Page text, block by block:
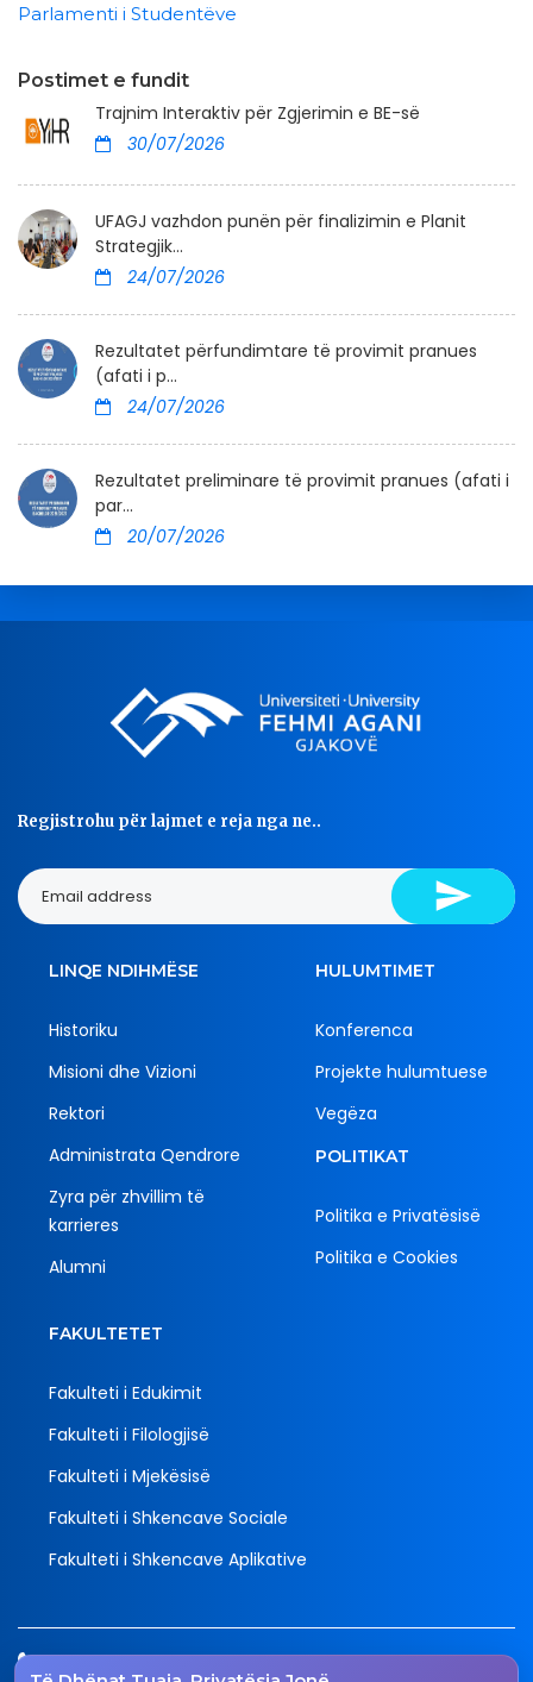
Parlamenti i Studentëve
Postimet e fundit
Trajnim Interaktiv për Zgjerimin e BE-së
30/07/2026
UFAGJ vazhdon punën për finalizimin e Planit
Strategjik...
24/07/2026
Rezultatet përfundimtare të provimit pranues
(afati i p...
24/07/2026
Rezultatet preliminare të provimit pranues (afati i
par...
20/07/2026
Regjistrohu për lajmet e reja nga ne..
LINQE NDIHMËSE
Historiku
Misioni dhe Vizioni
Rektori
Administrata Qendrore
Zyra për zhvillim të
karrieres
Alumni
HULUMTIMET
Konferenca
Projekte hulumtuese
Vegëza
POLITIKAT
Politika e Privatësisë
Politika e Cookies
FAKULTETET
Fakulteti i Edukimit
Fakulteti i Filologjisë
Fakulteti i Mjekësisë
Fakulteti i Shkencave Sociale
Fakulteti i Shkencave Aplikative
Tel.